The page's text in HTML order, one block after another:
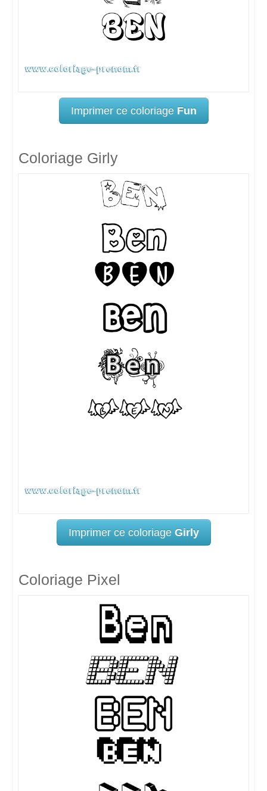
Imprimer ce coloriage Fun
Coloriage Girly
Imprimer ce coloriage Girly
Coloriage Pixel